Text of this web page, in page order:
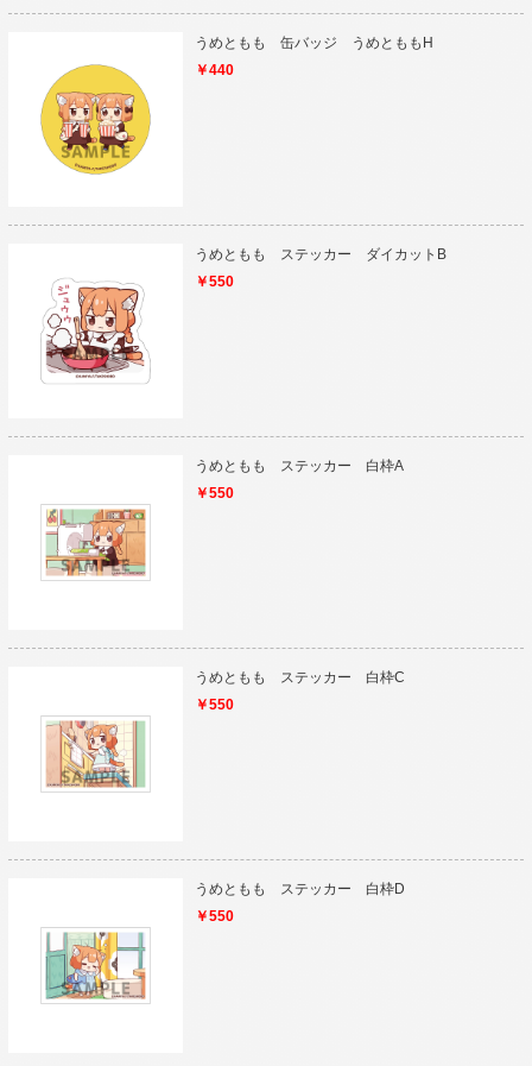
うめともも 缶バッジ うめとももH
￥440
うめともも ステッカー ダイカットB
￥550
うめともも ステッカー 白枠A
￥550
うめともも ステッカー 白枠C
￥550
うめともも ステッカー 白枠D
￥550